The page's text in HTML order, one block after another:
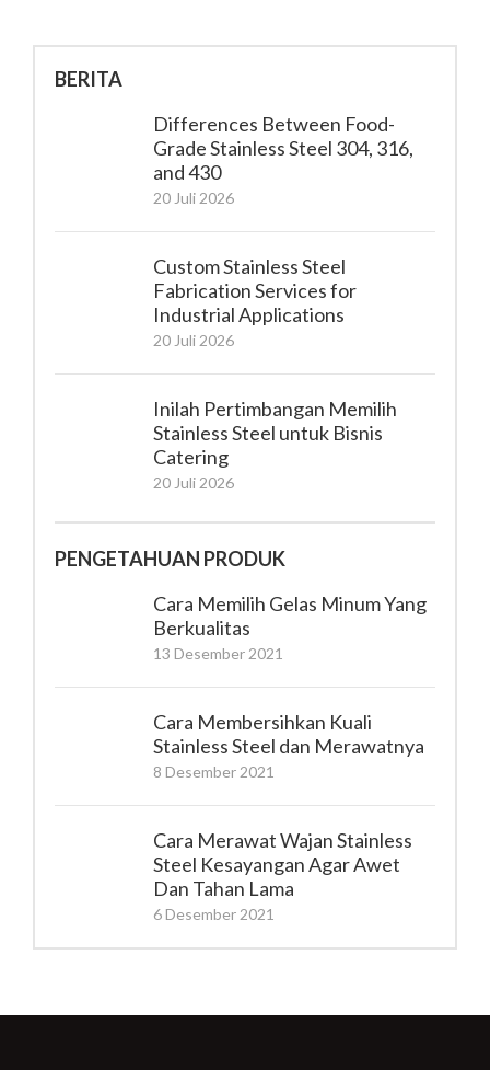
BERITA
Differences Between Food-
Grade Stainless Steel 304, 316,
and 430
20 Juli 2026
Custom Stainless Steel
Fabrication Services for
Industrial Applications
20 Juli 2026
Inilah Pertimbangan Memilih
Stainless Steel untuk Bisnis
Catering
20 Juli 2026
PENGETAHUAN PRODUK
Cara Memilih Gelas Minum Yang
Berkualitas
13 Desember 2021
Cara Membersihkan Kuali
Stainless Steel dan Merawatnya
8 Desember 2021
Cara Merawat Wajan Stainless
Steel Kesayangan Agar Awet
Dan Tahan Lama
6 Desember 2021